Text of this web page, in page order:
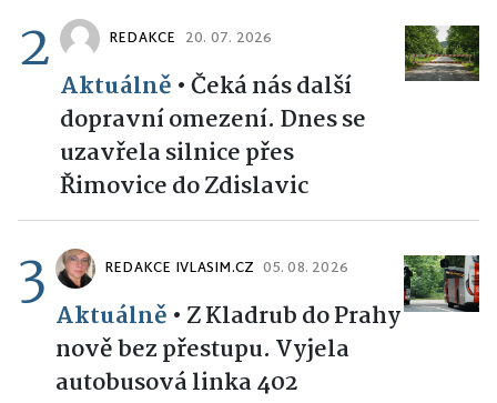
2 REDAKCE 20. 07. 2026
Aktuálně •Čeká nás další
dopravní omezení. Dnes se
uzavřela silnice přes
Řimovice do Zdislavic
3 REDAKCE IVLASIM.CZ 05. 08. 2026
Aktuálně • Z Kladrub do Prahy
nově bez přestupu. Vyjela
autobusová linka 402